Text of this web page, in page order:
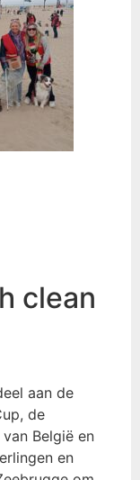
clean
aan de
de
België en
en